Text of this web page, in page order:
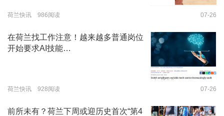
荷兰快讯 986阅读 07-26
在荷兰找工作注意！越来越多普通岗位
开始要求AI技能…
荷兰快讯 928阅读 07-26
前所未有？荷兰下周或迎历史首次“第4